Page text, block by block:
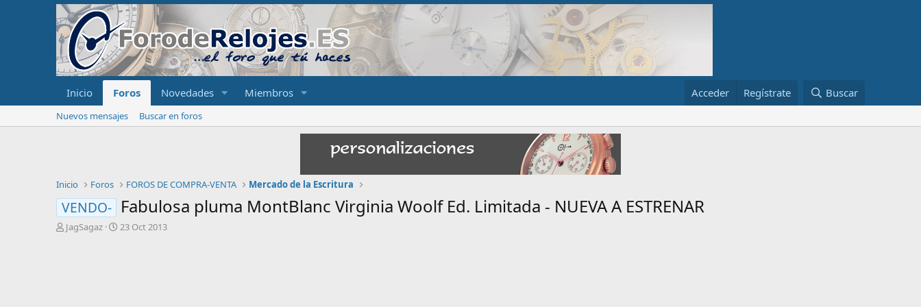
Inicio Foros Novedades Miembros Acceder Regístrate Buscar
Nuevos mensajes Buscar en foros
Inicio Foros FOROS DE COMPRA-VENTA Mercado de la Escritura
VENDO- Fabulosa pluma MontBlanc Virginia Woolf Ed. Limitada - NUEVA A ESTRENAR
IJagSagaz
F
23 Oct 2013